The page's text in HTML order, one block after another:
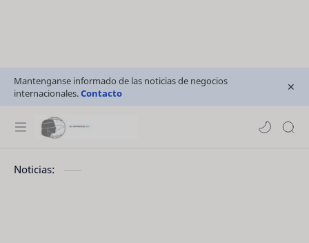
Mantenganse informado de las noticias de negocios
internacionales.Contacto
Noticias: